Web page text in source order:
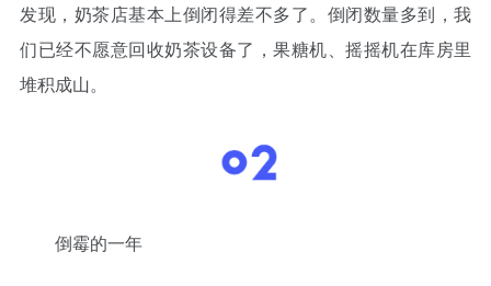
发现，奶茶店基本上倒闭得差不多了。倒闭数量多到，我
们已经不愿意回收奶茶设备了，果糖机、摇摇机在库房里
堆积成山。
倒霉的一年